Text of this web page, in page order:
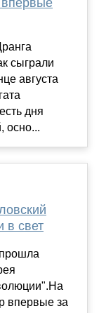
сыграли
августа
дня
осно...
в свет
впервые за